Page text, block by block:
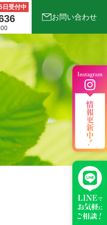
日受付中
チンについて
お問い合わせ